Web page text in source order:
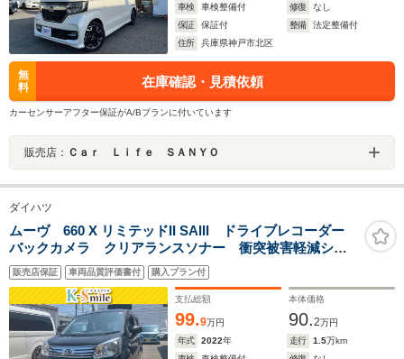
車検
車検整備付 修復
なし
保証
保証付 整備
法定整備付
住所
兵庫県神戸市北区
無
料
在庫確認・見積依頼
カーセンサーアフター保証がA/Bプランに付いています
販売店： Ｃａｒ Ｌｉｆｅ ＳＡＮＹＯ
ダイハツ
ムーヴ 660 X リミテッドII SAIII ドライブレコーダー
バックカメラ クリアランスソナー 衝突被害軽減シス
テム オートマチックハイビーム オートライト LED
ヘッドランプ スマートキー アイドリングストップ
電動格納ミラー
販売店保証 車両品質評価書付 購入プラン付
支払総額
99.9万円
本体価格
90.2万円
年式
2022年 走行 1.5万km